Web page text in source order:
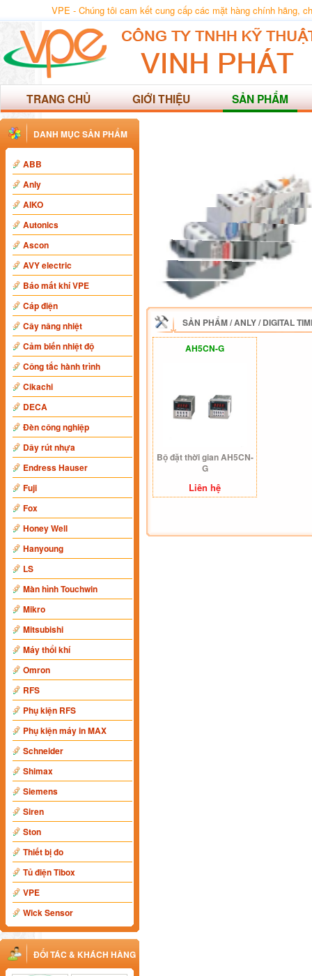
VPE - Chúng tôi cam kết cung cấp các mặt hàng chính hãng,
TRANG CHỦ GIỚI THIỆU SẢN PHẨM
DANH MỤC SẢN PHẨM
ABB
Anly
AIKO
Autonics
Ascon
AVY electric
Báo mất khí VPE
Cáp điện
Cây nâng nhiệt
Cảm biến nhiệt độ
Công tắc hành trình
Cikachi
DECA
Đèn công nghiệp
Dây rút nhựa
Endress Hauser
Fuji
Fox
Honey Well
Hanyoung
LS
Màn hình Touchwin
Mikro
Mitsubishi
Máy thổi khí
Omron
RFS
Phụ kiện RFS
Phụ kiện máy in MAX
Schneider
Shimax
Siemens
Siren
Ston
Thiết bị đo
Tủ điện Tibox
VPE
Wick Sensor
ĐỐI TÁC & KHÁCH HÀNG
SẢN PHẨM/ANLY/DIGITAL
AH5CN-G
Bộ đặt thời gian AH5CN-
G
Liên hệ